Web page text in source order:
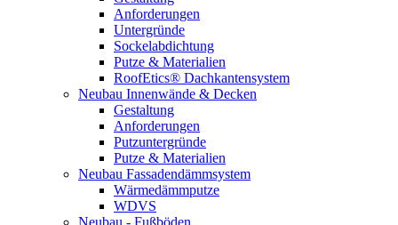
Anforderungen
Untergründe
Sockelabdichtung
Putze & Materialien
RoofEtics® Dachkantensystem
Neubau Innenwände & Decken
Gestaltung
Anforderungen
Putzuntergründe
Putze & Materialien
Neubau Fassadendämmsystem
Wärmedämmputze
WDVS
Neubau - Fußböden